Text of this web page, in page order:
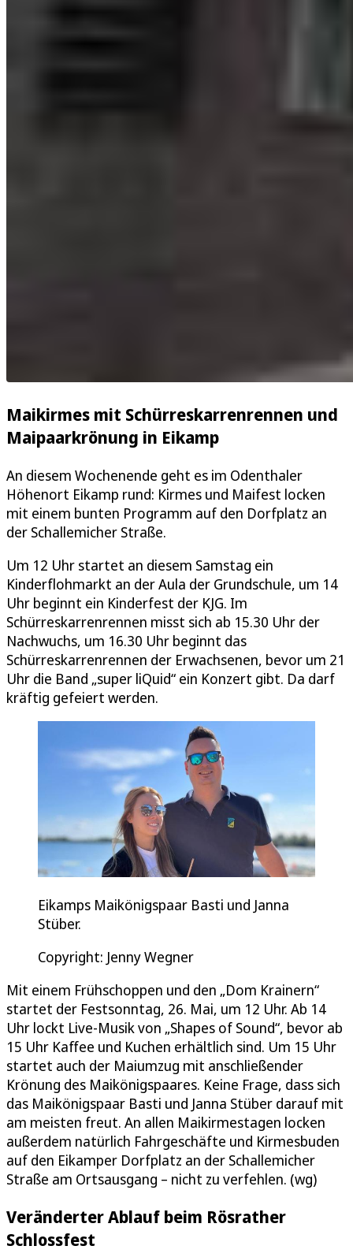
Maikirmes mit Schürreskarrenrennen und
Maipaarkrönung in Eikamp
An diesem Wochenende geht es im Odenthaler
Höhenort Eikamp rund: Kirmes und Maifest locken
mit einem bunten Programm auf den Dorfplatz an
der Schallemicher Straße.
Um 12 Uhr startet an diesem Samstag ein
Kinderflohmarkt an der Aula der Grundschule, um 14
Uhr beginnt ein Kinderfest der KJG. Im
Schürreskarrenrennen misst sich ab 15.30 Uhr der
Nachwuchs, um 16.30 Uhr beginnt das
Schürreskarrenrennen der Erwachsenen, bevor um 21
Uhr die Band „super liQuid“ ein Konzert gibt. Da darf
kräftig gefeiert werden.
Eikamps Maikönigspaar Basti und Janna
Stüber.
Copyright: Jenny Wegner
Mit einem Frühschoppen und den „Dom Krainern“
startet der Festsonntag, 26. Mai, um 12 Uhr. Ab 14
Uhr lockt Live-Musik von „Shapes of Sound“, bevor ab
15 Uhr Kaffee und Kuchen erhältlich sind. Um 15 Uhr
startet auch der Maiumzug mit anschließender
Krönung des Maikönigspaares. Keine Frage, dass sich
das Maikönigspaar Basti und Janna Stüber darauf mit
am meisten freut. An allen Maikirmestagen locken
außerdem natürlich Fahrgeschäfte und Kirmesbuden
auf den Eikamper Dorfplatz an der Schallemicher
Straße am Ortsausgang – nicht zu verfehlen. (wg)
Veränderter Ablauf beim Rösrather
Schlossfest